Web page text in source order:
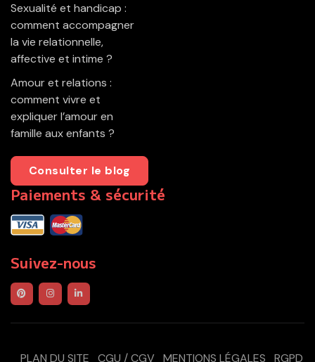
Sexualité et handicap :
comment accompagner
la vie relationnelle,
affective et intime ?
Amour et relations :
comment vivre et
expliquer l’amour en
famille aux enfants ?
Consulter le blog
Paiements & sécurité
Suivez-nous
PLAN DU SITE CGU / CGV MENTIONS LÉGALES RGPD